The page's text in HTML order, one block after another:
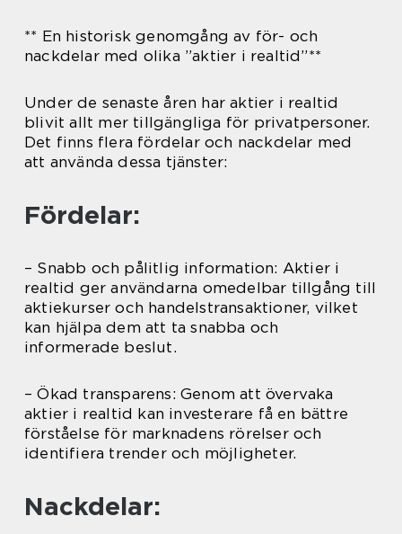
** En historisk genomgång av för- och
nackdelar med olika ”aktier i realtid”**
Under de senaste åren har aktier i realtid
blivit allt mer tillgängliga för privatpersoner.
Det finns flera fördelar och nackdelar med
att använda dessa tjänster:
Fördelar:
– Snabb och pålitlig information: Aktier i
realtid ger användarna omedelbar tillgång till
aktiekurser och handelstransaktioner, vilket
kan hjälpa dem att ta snabba och
informerade beslut.
– Ökad transparens: Genom att övervaka
aktier i realtid kan investerare få en bättre
förståelse för marknadens rörelser och
identifiera trender och möjligheter.
Nackdelar: